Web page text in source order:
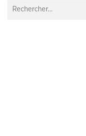
Rechercher :